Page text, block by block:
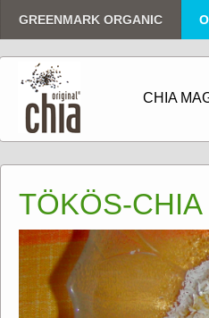
GREENMARK ORGANIC
CHIA
TÖKÖS-